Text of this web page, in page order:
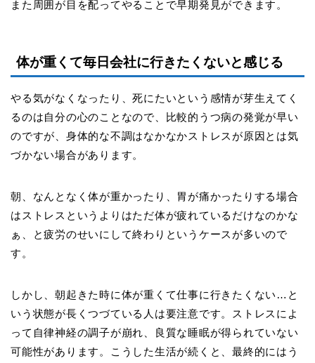
また周囲が目を配ってやることで早期発見ができます。
体が重くて毎日会社に行きたくないと感じる
やる気がなくなったり、死にたいという感情が芽生えてく
るのは自分の心のことなので、比較的うつ病の発覚が早い
のですが、身体的な不調はなかなかストレスが原因とは気
づかない場合があります。
朝、なんとなく体が重かったり、胃が痛かったりする場合
はストレスというよりはただ体が疲れているだけなのかな
ぁ、と疲労のせいにして終わりというケースが多いので
す。
しかし、朝起きた時に体が重くて仕事に行きたくない … と
いう状態が長くつづている人は要注意です。ストレスによ
って自律神経の調子が崩れ、良質な睡眠が得られていない
可能性があります。こうした生活が続くと、最終的にはう